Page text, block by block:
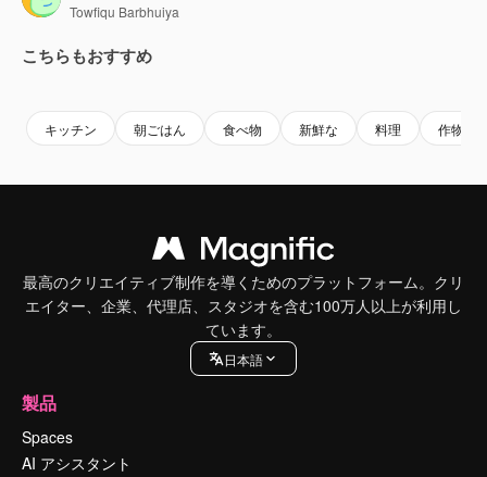
Towfiqu Barbhuiya
こちらもおすすめ
キッチン 朝ごはん 食べ物 新鮮な 料理 作物
最高のクリエイティブ制作を導くためのプラットフォーム。クリ
エイター、企業、代理店、スタジオを含む100万人以上が利用し
ています。
日本語
製品
Spaces
AI アシスタント